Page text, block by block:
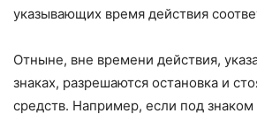
указывающих время действия
Отныне, вне времени действия,
знаках, разрешаются остановка и
средств. Например, если под знаком